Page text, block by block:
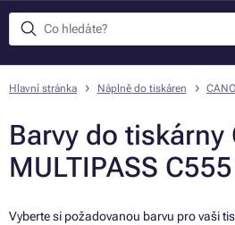
Hlavní stránka Náplně do tiskáren
Barvy do tiskárny
MULTIPASS C555
Vyberte si požadovanou barvu pro vaši